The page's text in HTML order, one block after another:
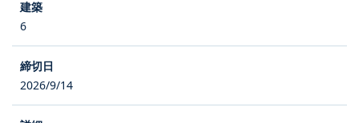
6
2026/9/14